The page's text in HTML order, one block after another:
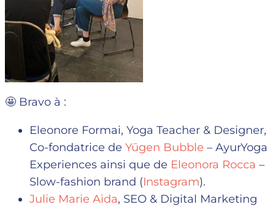
🤩 Bravo à :
Eleonore Formai, Yoga Teacher & Designer,
Co-fondatrice de Yūgen Bubble – AyurYoga
Experiences ainsi que de Eleonora Rocca –
Slow-fashion brand (Instagram).
Julie Marie Aida, SEO & Digital Marketing